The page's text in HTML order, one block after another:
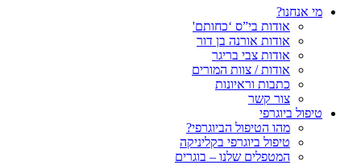
מי אנחנו?
אודות בי”ס ‘כחותם'
אודות אורנה בן דור
אודות צבי בריגר
אודות / צוות המורים
כתבות וראיונות
צור קשר
טיפול ביוגרפי
מהו הטיפול הביוגרפי?
טיפול ביוגרפי בקליניקה
המטפלים שלנו – בוגרים